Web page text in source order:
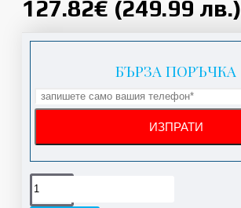
127.82€ (249.99 лв.)
БЪРЗА ПОРЪЧКА